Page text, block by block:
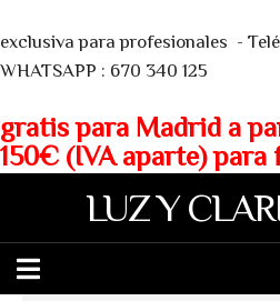
exclusiva para profesionales -
WHATSAPP : 670 340 125
gratis para Madrid a
150€ (IVA aparte)
LUZ Y
Más info